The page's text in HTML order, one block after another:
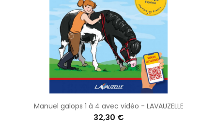
Manuel galops 1 à 4 avec vidéo - LAVAUZELLE
32,30 €